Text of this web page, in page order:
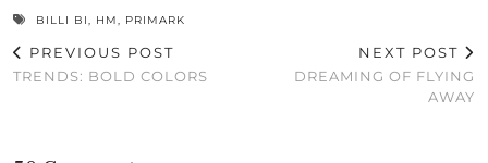
BILLI BI, HM, PRIMARK
PREVIOUS POST
TRENDS: BOLD COLORS
NEXT POST
DREAMING OF FLYING
AWAY